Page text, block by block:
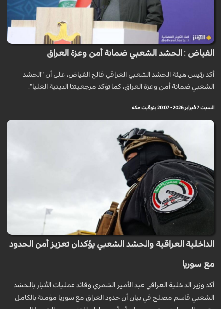
الفياض : الحشد الشعبي ضمانة أمن وعزة العراق
أكد رئيس هيئة الحشد الشعبي العراقي فالح الفياض، على أن "الحشد
الشعبي ضمانة أمن وعزة العراق، كما تؤكد مرجعيتنا الدينية العليا".
السبت 7 فبراير 2026 - 20:07 بتوقيت مكة
الداخلية العراقية والحشد الشعبي يؤكدان تعزيز أمن الحدود
مع سوريا
أكد وزير الداخلية العراقي عبد الأمير الشمري وقائد عمليات الأنبار بالحشد
الشعبي قاسم مصلح في بيان أن حدود العراق مع سوريا مؤمنة بالكامل